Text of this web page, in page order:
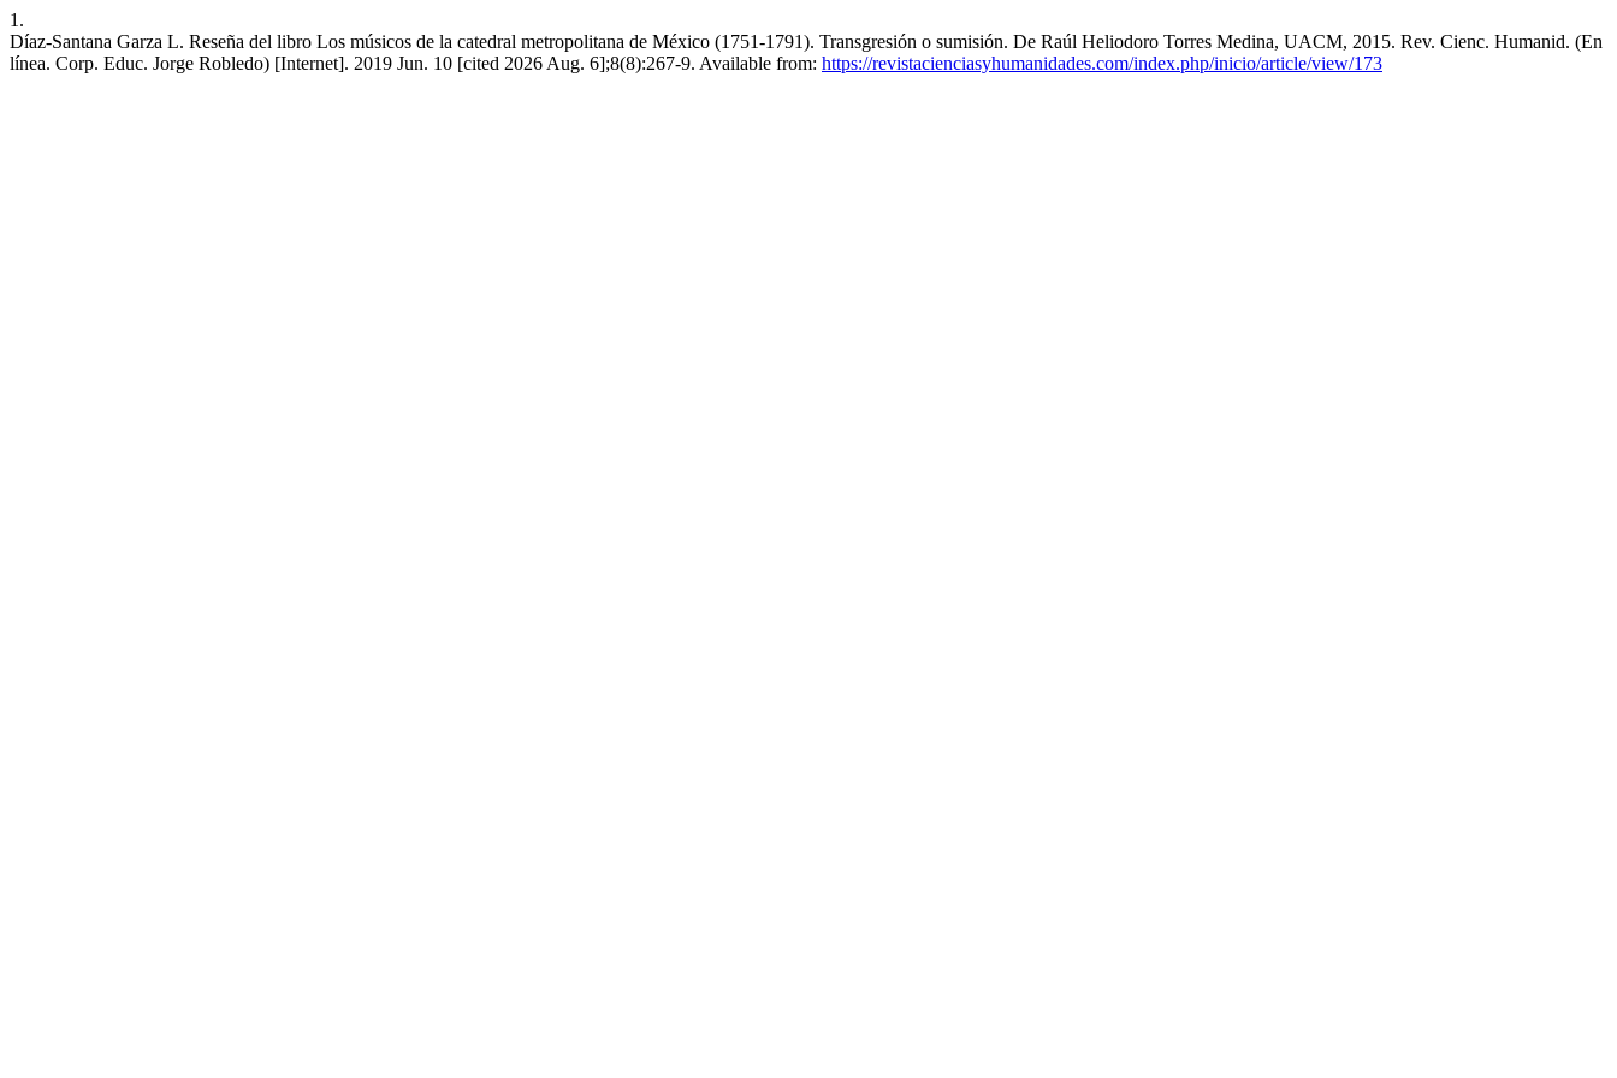
1.
Díaz-Santana Garza L. Reseña del libro Los músicos de la catedral metropolitana de México (1751-1791). Transgresión o sumisión. De Raúl Heliodoro Torres Medina, UACM, 2015. Rev. Cienc. Humanid. (En
línea. Corp. Educ. Jorge Robledo) [Internet]. 2019 Jun. 10 [cited 2026 Aug. 6];8(8):267-9. Available from: https://revistacienciasyhumanidades.com/index.php/inicio/article/view/173